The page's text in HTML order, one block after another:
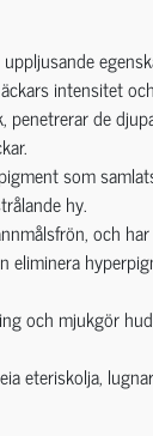
intensitet
penetrerar de
som
hy.
och
eliminera
och mjukgör
eteriskolja,